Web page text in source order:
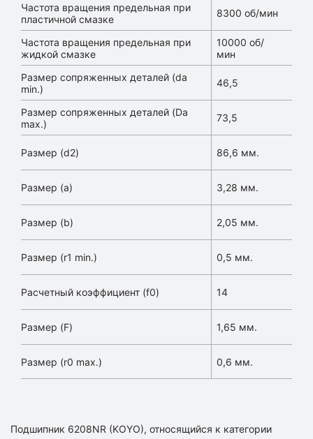
Частота вращения предельная при
пластичной смазке
8300 об/мин
Частота вращения предельная при
жидкой смазке
10000 об/
мин
Размер сопряженных деталей (da
min.)
46,5
Размер сопряженных деталей (Da
max.)
73,5
Размер (d2) 86,6 мм.
Размер (a) 3,28 мм.
Размер (b) 2,05 мм.
Размер (r1 min.) 0,5 мм.
Расчетный коэффициент (f0) 14
Размер (F) 1,65 мм.
Размер (r0 max.) 0,6 мм.
Подшипник 6208NR (KOYO), относящийся к категории